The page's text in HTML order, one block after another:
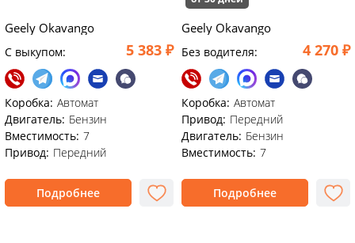
Geely Okavango
C выкупом: 5 383 ₽
Коробка: Автомат
Двигатель: Бензин
Вместимость: 7
Привод: Передний
Подробнее
Geely Okavango
Без водителя: 4 270 ₽
Коробка: Автомат
Привод: Передний
Двигатель: Бензин
Вместимость: 7
Подробнее